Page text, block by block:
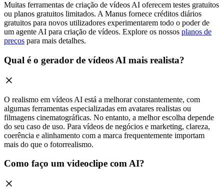
Muitas ferramentas de criação de vídeos AI oferecem testes gratuitos
ou planos gratuitos limitados. A Manus fornece créditos diários
gratuitos para novos utilizadores experimentarem todo o poder de
um agente AI para criação de vídeos. Explore os nossos planos de
preços para mais detalhes.
Qual é o gerador de vídeos AI mais realista?
O realismo em vídeos AI está a melhorar constantemente, com
algumas ferramentas especializadas em avatares realistas ou
filmagens cinematográficas. No entanto, a melhor escolha depende
do seu caso de uso. Para vídeos de negócios e marketing, clareza,
coerência e alinhamento com a marca frequentemente importam
mais do que o fotorrealismo.
Como faço um videoclipe com AI?